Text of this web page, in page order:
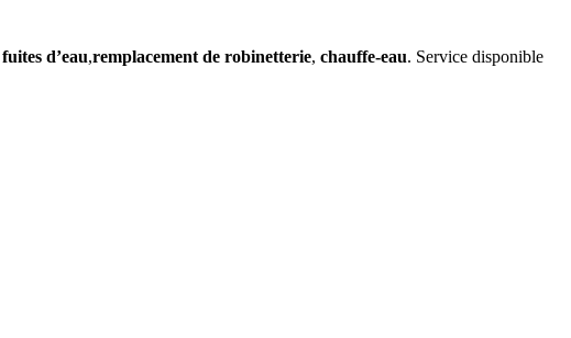
fuites d’eau,remplacement de robinetterie, chauffe-eau. Service disponible